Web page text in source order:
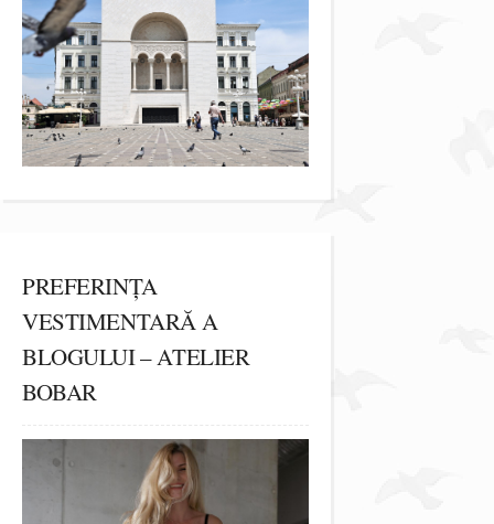
PREFERINȚA
VESTIMENTARĂ A
BLOGULUI – ATELIER
BOBAR